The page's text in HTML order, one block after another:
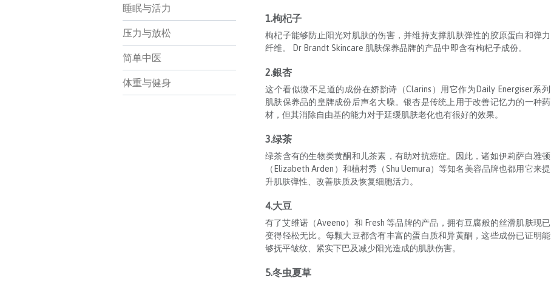
睡眠与活力
压力与放松
简单中医
体重与健身
1.枸杞子
枸杞子能够防止阳光对肌肤的伤害，并维持支撑肌肤弹性的胶原蛋白和弹力
纤维。 Dr Brandt Skincare 肌肤保养品牌的产品中即含有枸杞子成份。
2.銀杏
这个看似微不足道的成份在娇韵诗（Clarins）用它作为Daily Energiser系列
肌肤保养品的皇牌成份后声名大噪。银杏是传统上用于改善记忆力的一种药
材，但其消除自由基的能力对于延缓肌肤老化也有很好的效果。
3.绿茶
绿茶含有的生物类黄酮和儿茶素，有助对抗癌症。因此，诸如伊莉萨白雅顿
（Elizabeth Arden）和植村秀（Shu Uemura）等知名美容品牌也都用它来提
升肌肤弹性、改善肤质及恢复细胞活力。
4.大豆
有了艾维诺（Aveeno）和 Fresh 等品牌的产品，拥有豆腐般的丝滑肌肤现已
变得轻松无比。每颗大豆都含有丰富的蛋白质和异黄酮，这些成份已证明能
够抚平皱纹、紧实下巴及减少阳光造成的肌肤伤害。
5.冬虫夏草